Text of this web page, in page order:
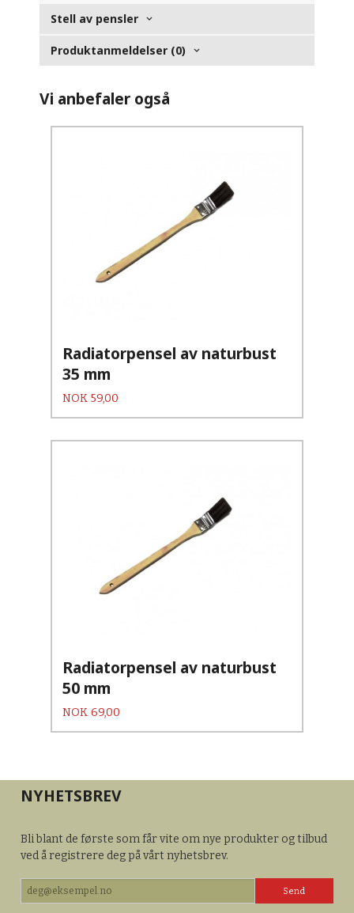
Stell av pensler
Produktanmeldelser (0)
Vi anbefaler også
Radiatorpensel av naturbust
35 mm
Pris
NOK 59,00
Radiatorpensel av naturbust
50 mm
Pris
NOK 69,00
NYHETSBREV
Bli blant de første som får vite om nye produkter og tilbud
ved å registrere deg på vårt nyhetsbrev.